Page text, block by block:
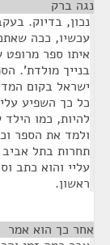
נגה ברק
נכון, בדיוק.
עכשיו, ככה
בנייך מולדת'.
ישראל בקום
כל כך השפיע
להיות, כמו
ולמד את הספר
תחרות בתל
עליי והוא כתב
ראשון.
אחר כך הוא אמר